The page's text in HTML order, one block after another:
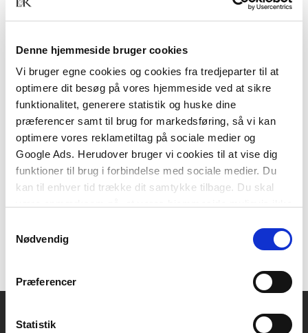
Denne hjemmeside bruger cookies
Vi bruger egne cookies og cookies fra tredjeparter til at
optimere dit besøg på vores hjemmeside ved at sikre
funktionalitet, generere statistik og huske dine
præferencer samt til brug for markedsføring, så vi kan
optimere vores reklametiltag på sociale medier og
Google Ads. Herudover bruger vi cookies til at vise dig
funktioner til brug i forbindelse med sociale medier. Du
kan til enhver tid trække dit samtykke tilbage. Du skal
tilbagetrækker et samtykke.
Nødvendig
Præferencer
Statistik
Softcover
God leanledelse i administration og service
Mikkel Eriksen Thomas Fischer Lasse Mønsted